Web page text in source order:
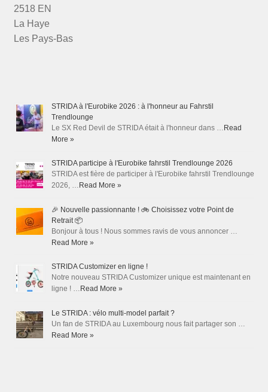
2518 EN
La Haye
Les Pays-Bas
STRIDA à l'Eurobike 2026 : à l'honneur au Fahrstil
Trendlounge
Le SX Red Devil de STRIDA était à l'honneur dans … Read
More »
STRIDA participe à l'Eurobike fahrstil Trendlounge 2026
STRIDA est fière de participer à l'Eurobike fahrstil Trendlounge
2026, … Read More »
🎉 Nouvelle passionnante ! 🚲 Choisissez votre Point de
Retrait 📦
Bonjour à tous ! Nous sommes ravis de vous annoncer …
Read More »
STRIDA Customizer en ligne !
Notre nouveau STRIDA Customizer unique est maintenant en
ligne ! … Read More »
Le STRIDA : vélo multi-model parfait ?
Un fan de STRIDA au Luxembourg nous fait partager son …
Read More »